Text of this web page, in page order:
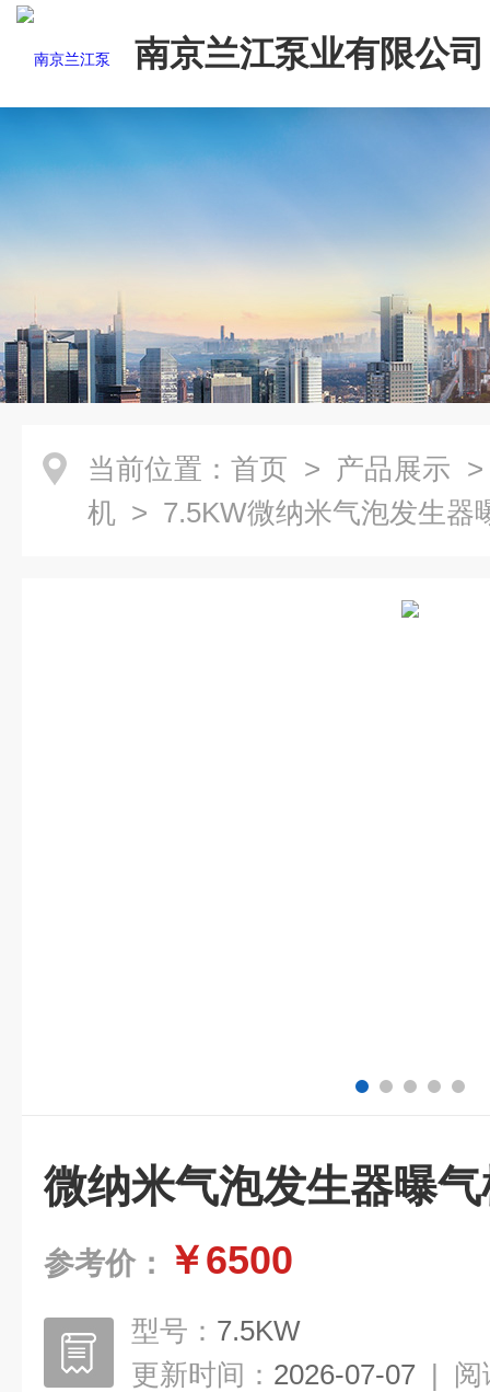
南京兰江泵业有限公司
当前位置： 首页 > 产品展示
机 > 7.5KW微纳米气泡发生器
微纳米气泡发生器曝
参考价： ￥6500
型号： 7.5KW
更新时间： 2026-07-07 | 阅